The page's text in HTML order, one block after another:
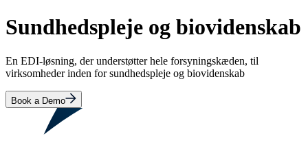
Sundhedspleje og biovidenskab
En EDI-løsning, der understøtter hele forsyningskæden, til
virksomheder inden for sundhedspleje og biovidenskab
Book a Demo